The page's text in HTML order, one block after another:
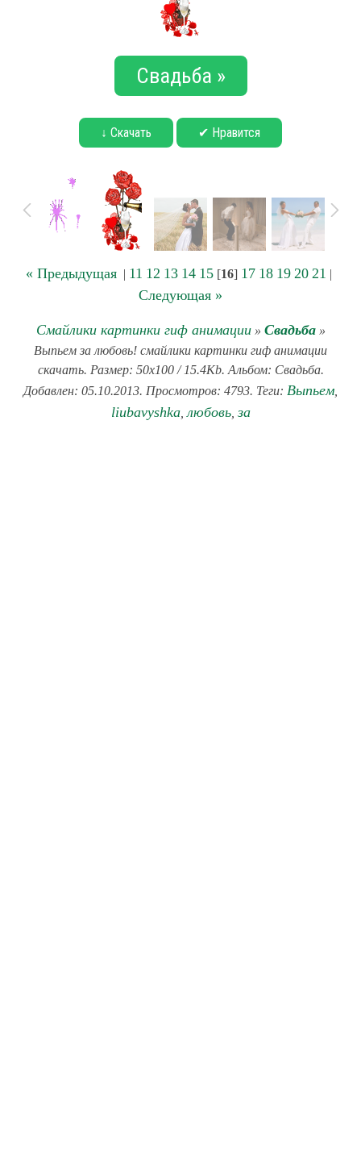
Свадьба »
↓ Скачать ✔ Нравится
« Предыдущая | 11 12 13 14 15 [16] 17 18 19 20 21 |
Следующая »
Смайлики картинки гиф анимации» Свадьба»
Выпьем за любовь! смайлики картинки гиф анимации
скачать. Размер: 50x100 / 15.4Kb. Альбом: Свадьба.
Добавлен: 05.10.2013. Просмотров: 4793. Теги: Выпьем
liubavyshka, любовь,за